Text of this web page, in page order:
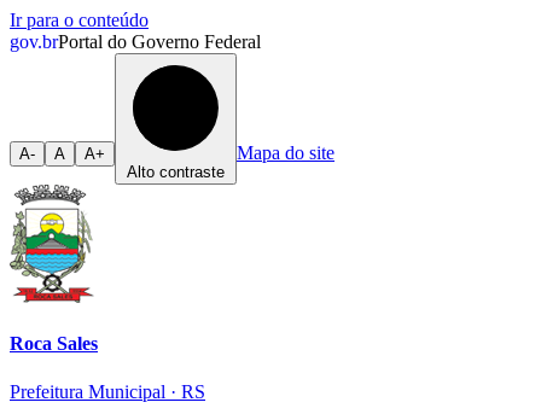
Ir para o conteúdo
gov.brPortal do Governo Federal
A- A
A+
Alto contraste
Mapa do site
Roca Sales
Prefeitura Municipal · RS